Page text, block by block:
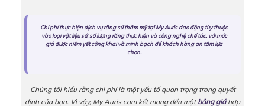
Chi phí thực hiện dịch vụ răng sứ thẩm mỹ tại My Auris dao động tùy thuộc
vào loại vật liệu sứ, số lượng răng thực hiện và công nghệ chế tác, với mức
giá được niêm yết công khai và minh bạch để khách hàng an tâm lựa
chọn.
Chúng tôi hiểu rằng chi phí là một yếu tố quan trọng trong quyết
định của bạn. Vì vậy, My Auris cam kết mang đến mộtbảng giáhợp